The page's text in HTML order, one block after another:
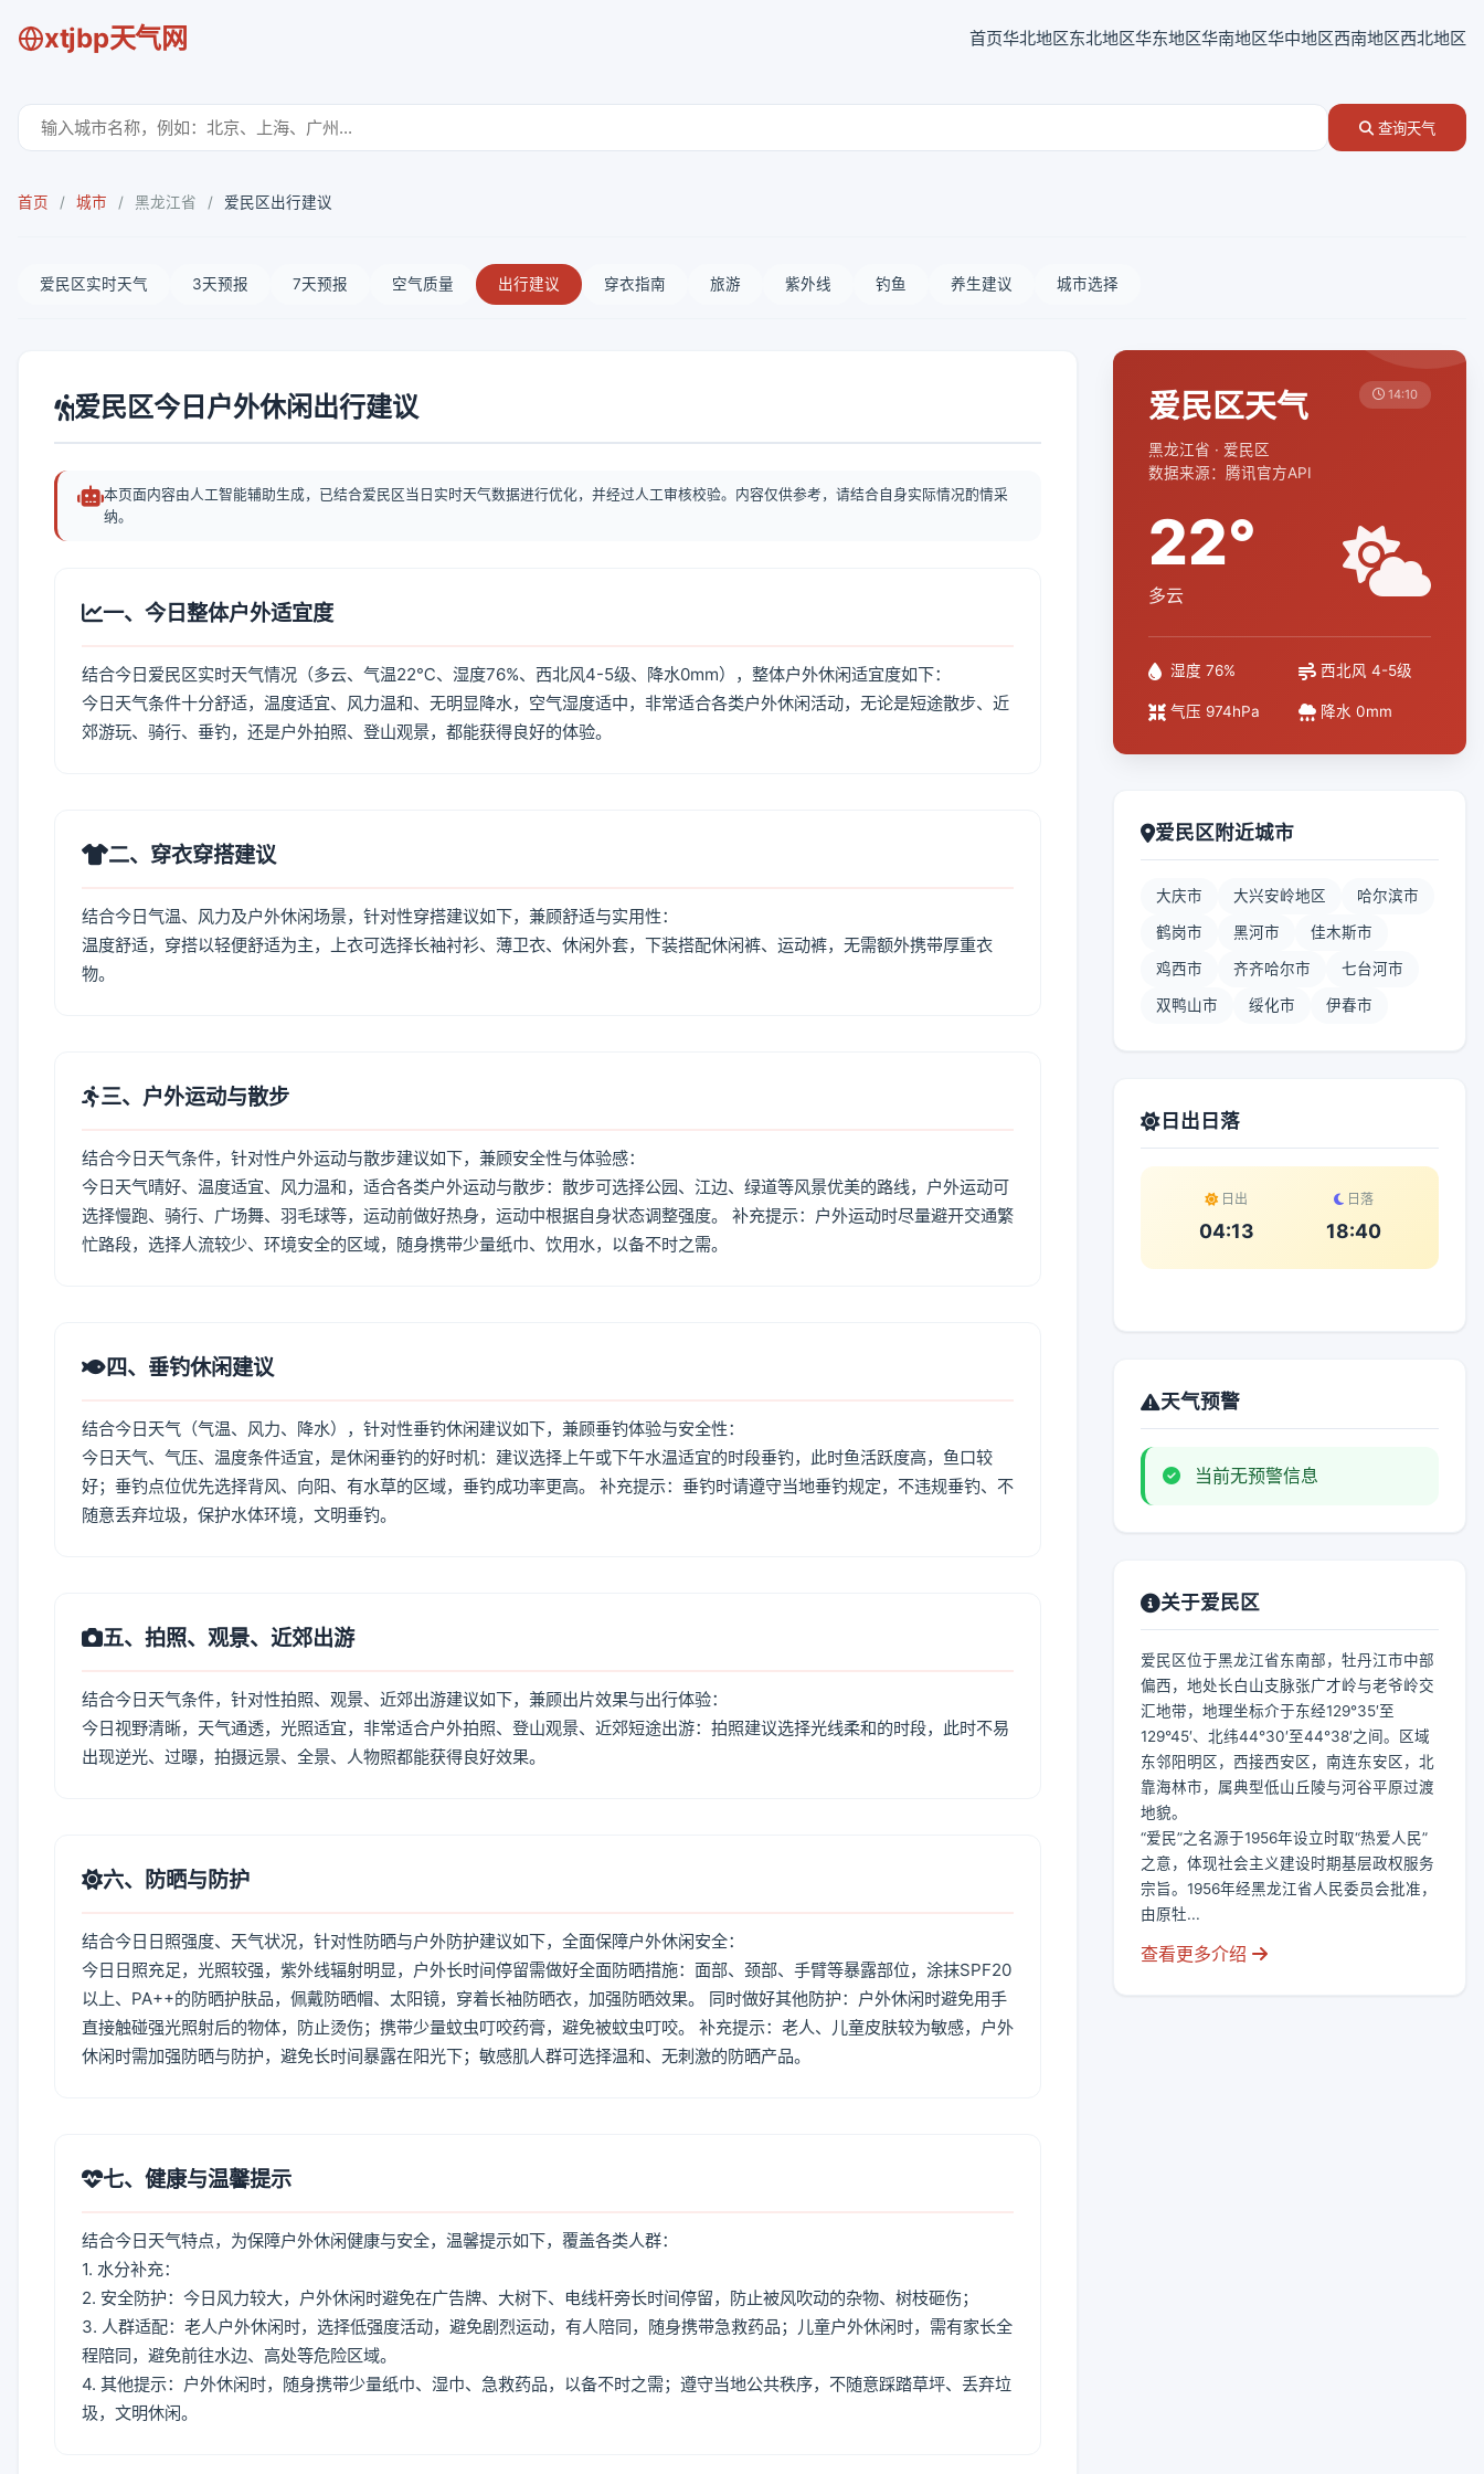
xtjbp天气网 首页华北地区东北地区华东地区华南地区华中地区西南地区西北地区
查询天气
首页 / 城市 / 黑龙江省 / 爱民区出行建议
爱民区实时天气 3天预报 7天预报 空气质量 出行建议 穿衣指南 旅游 紫外线 钓鱼 养生建议 城市选择
爱民区今日户外休闲出行建议
本页面内容由人工智能辅助生成，已结合爱民区当日实时天气数据进行优化，并经过人工审核校验。内容仅供参考，请结合自身实际情况酌情采
纳。
一、今日整体户外适宜度
结合今日爱民区实时天气情况（多云、气温22℃、湿度76%、西北风4-5级、降水0mm），整体户外休闲适宜度如下：
今日天气条件十分舒适，温度适宜、风力温和、无明显降水，空气湿度适中，非常适合各类户外休闲活动，无论是短途散步、近
郊游玩、骑行、垂钓，还是户外拍照、登山观景，都能获得良好的体验。
二、穿衣穿搭建议
结合今日气温、风力及户外休闲场景，针对性穿搭建议如下，兼顾舒适与实用性：
温度舒适，穿搭以轻便舒适为主，上衣可选择长袖衬衫、薄卫衣、休闲外套，下装搭配休闲裤、运动裤，无需额外携带厚重衣
物。
三、户外运动与散步
结合今日天气条件，针对性户外运动与散步建议如下，兼顾安全性与体验感：
今日天气晴好、温度适宜、风力温和，适合各类户外运动与散步：散步可选择公园、江边、绿道等风景优美的路线，户外运动可
选择慢跑、骑行、广场舞、羽毛球等，运动前做好热身，运动中根据自身状态调整强度。 补充提示：户外运动时尽量避开交通繁
忙路段，选择人流较少、环境安全的区域，随身携带少量纸巾、饮用水，以备不时之需。
四、垂钓休闲建议
结合今日天气（气温、风力、降水），针对性垂钓休闲建议如下，兼顾垂钓体验与安全性：
今日天气、气压、温度条件适宜，是休闲垂钓的好时机：建议选择上午或下午水温适宜的时段垂钓，此时鱼活跃度高，鱼口较
好；垂钓点位优先选择背风、向阳、有水草的区域，垂钓成功率更高。 补充提示：垂钓时请遵守当地垂钓规定，不违规垂钓、不
随意丢弃垃圾，保护水体环境，文明垂钓。
五、拍照、观景、近郊出游
结合今日天气条件，针对性拍照、观景、近郊出游建议如下，兼顾出片效果与出行体验：
今日视野清晰，天气通透，光照适宜，非常适合户外拍照、登山观景、近郊短途出游：拍照建议选择光线柔和的时段，此时不易
出现逆光、过曝，拍摄远景、全景、人物照都能获得良好效果。
六、防晒与防护
结合今日日照强度、天气状况，针对性防晒与户外防护建议如下，全面保障户外休闲安全：
今日日照充足，光照较强，紫外线辐射明显，户外长时间停留需做好全面防晒措施：面部、颈部、手臂等暴露部位，涂抹SPF20
以上、PA++的防晒护肤品，佩戴防晒帽、太阳镜，穿着长袖防晒衣，加强防晒效果。 同时做好其他防护：户外休闲时避免用手
直接触碰强光照射后的物体，防止烫伤；携带少量蚊虫叮咬药膏，避免被蚊虫叮咬。 补充提示：老人、儿童皮肤较为敏感，户外
休闲时需加强防晒与防护，避免长时间暴露在阳光下；敏感肌人群可选择温和、无刺激的防晒产品。
七、健康与温馨提示
结合今日天气特点，为保障户外休闲健康与安全，温馨提示如下，覆盖各类人群：
1. 水分补充：
2. 安全防护：今日风力较大，户外休闲时避免在广告牌、大树下、电线杆旁长时间停留，防止被风吹动的杂物、树枝砸伤；
3. 人群适配：老人户外休闲时，选择低强度活动，避免剧烈运动，有人陪同，随身携带急救药品；儿童户外休闲时，需有家长全
程陪同，避免前往水边、高处等危险区域。
4. 其他提示：户外休闲时，随身携带少量纸巾、湿巾、急救药品，以备不时之需；遵守当地公共秩序，不随意踩踏草坪、丢弃垃
圾，文明休闲。
爱民区天气
黑龙江省 · 爱民区
数据来源：腾讯官方API
14:10
22°
多云
湿度 76% 西北风 4-5级
气压 974hPa 降水 0mm
爱民区附近城市
大庆市 大兴安岭地区 哈尔滨市
鹤岗市 黑河市 佳木斯市
鸡西市 齐齐哈尔市 七台河市
双鸭山市 绥化市 伊春市
日出日落
日出
04:13
日落
18:40
天气预警
当前无预警信息
关于爱民区
爱民区位于黑龙江省东南部，牡丹江市中部
偏西，地处长白山支脉张广才岭与老爷岭交
汇地带，地理坐标介于东经129°35′至
129°45′、北纬44°30′至44°38′之间。区域
东邻阳明区，西接西安区，南连东安区，北
靠海林市，属典型低山丘陵与河谷平原过渡
地貌。
“爱民”之名源于1956年设立时取“热爱人民”
之意，体现社会主义建设时期基层政权服务
宗旨。1956年经黑龙江省人民委员会批准，
由原牡...
查看更多介绍